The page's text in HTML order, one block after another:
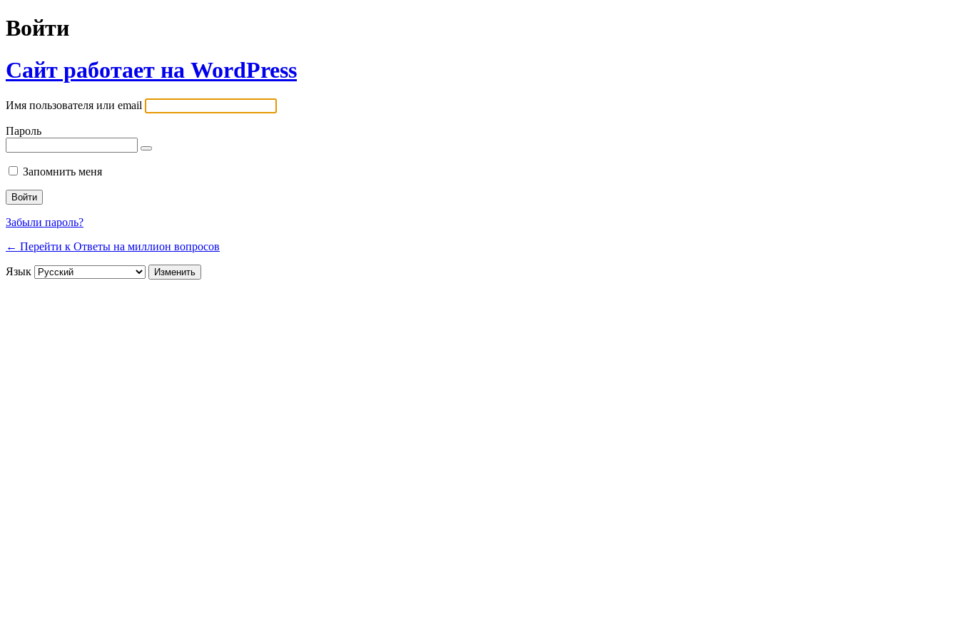
Войти
Сайт работает на WordPress
Имя пользователя или email
Пароль
Запомнить меня
Забыли пароль?
← Перейти к Ответы на миллион вопросов
Язык